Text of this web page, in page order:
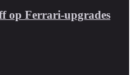
op Ferrari-upgrades